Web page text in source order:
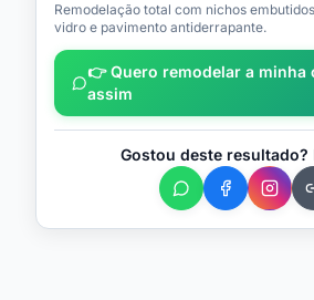
Remodelação total com nichos
vidro e pavimento antiderrapante.
👉 Quero remodelar a minha
assim
Gostou deste resultado?